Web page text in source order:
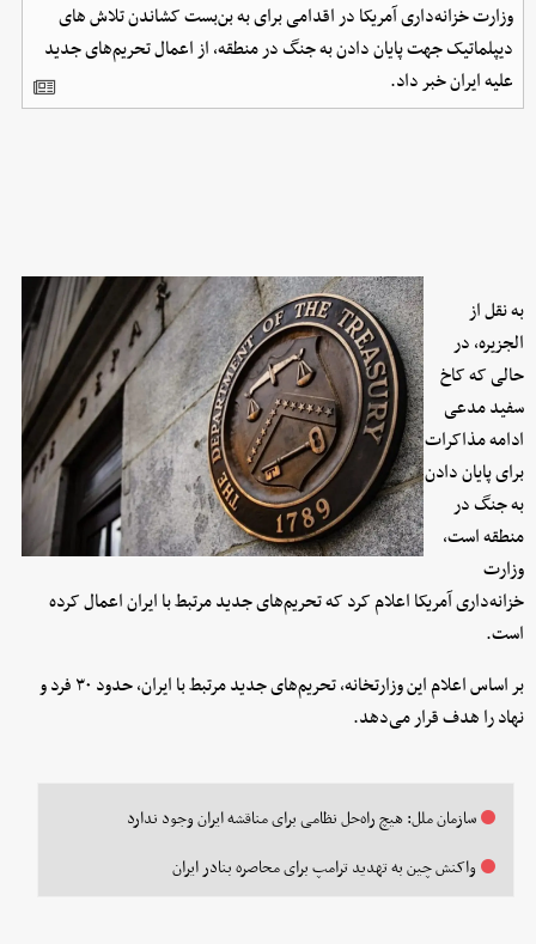
وزارت خزانه‌داری آمریکا در اقدامی برای به بن‌بست کشاندن تلاش های
دیپلماتیک جهت پایان دادن به جنگ در منطقه، از اعمال تحریم‌های جدید
علیه ایران خبر داد.
به نقل از
الجزیره، در
حالی که کاخ
سفید مدعی
ادامه مذاکرات
برای پایان دادن
به جنگ در
منطقه است،
وزارت
خزانه‌داری آمریکا اعلام کرد که تحریم‌های جدید مرتبط با ایران اعمال کرده
است.
بر اساس اعلام این وزارتخانه، تحریم‌های جدید مرتبط با ایران، حدود ۳۰ فرد و
نهاد را هدف قرار می‌دهد.
سازمان ملل: هیچ راه‌حل نظامی برای مناقشه ایران وجود ندارد
واکنش چین به تهدید ترامپ برای محاصره بنادر ایران